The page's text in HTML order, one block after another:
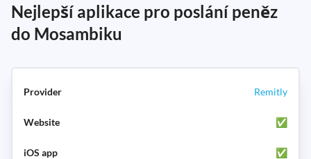
Nejlepší aplikace pro poslání peněz
do Mosambiku
Remitly
✅
✅